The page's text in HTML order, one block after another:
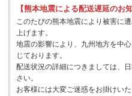
【熊本地震による配送遅延のお
このたびの熊本地震により被害に
上げます。
地震の影響により、九州地方を中
じております。
配送状況の詳細につきましては、
さい。
お客様には大変ご迷惑をお掛けい